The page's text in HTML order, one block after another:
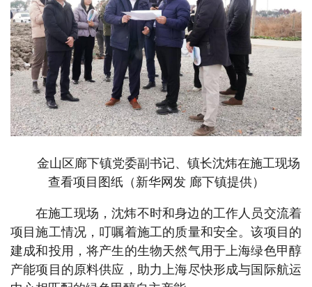
金山区廊下镇党委副书记、镇长沈炜在施工现场
查看项目图纸（新华网发 廊下镇提供）
在施工现场，沈炜不时和身边的工作人员交流着
项目施工情况，叮嘱着施工的质量和安全。该项目的
建成和投用，将产生的生物天然气用于上海绿色甲醇
产能项目的原料供应，助力上海尽快形成与国际航运